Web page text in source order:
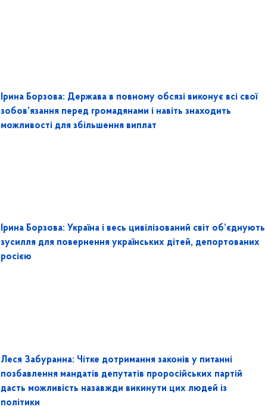
Ірина Борзова: Держава в повному обсязі виконує всі свої
зобов’язання перед громадянами і навіть знаходить
можливості для збільшення виплат
Ірина Борзова: Україна і весь цивілізований світ об’єднують
зусилля для повернення українських дітей, депортованих
росією
Леся Забуранна: Чітке дотримання законів у питанні
позбавлення мандатів депутатів проросійських партій
дасть можливість назавжди викинути цих людей із
політики